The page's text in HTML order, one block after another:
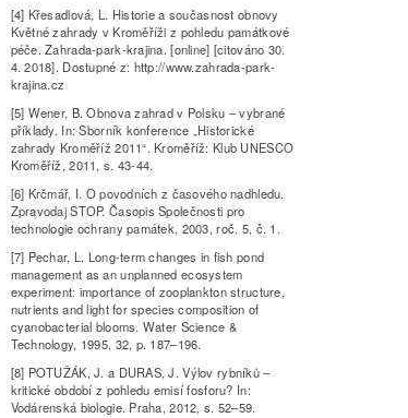
[4] Křesadlová, L. Historie a současnost obnovy
Květné zahrady v Kroměříži z pohledu památkové
péče. Zahrada-park-krajina. [online] [citováno 30.
4. 2018]. Dostupné z: http://www.zahrada-park-
krajina.cz
[5] Wener, B. Obnova zahrad v Polsku – vybrané
příklady. In: Sborník konference „Historické
zahrady Kroměříž 2011“. Kroměříž: Klub UNESCO
Kroměříž, 2011, s. 43-44.
[6] Krčmář, I. O povodních z časového nadhledu.
Zpravodaj STOP. Časopis Společnosti pro
technologie ochrany památek, 2003, roč. 5, č. 1.
[7] Pechar, L. Long-term changes in fish pond
management as an unplanned ecosystem
experiment: importance of zooplankton structure,
nutrients and light for species composition of
cyanobacterial blooms. Water Science &
Technology, 1995, 32, p. 187–196.
[8] POTUŽÁK, J. a DURAS, J. Výlov rybníků –
kritické období z pohledu emisí fosforu? In:
Vodárenská biologie. Praha, 2012, s. 52–59.